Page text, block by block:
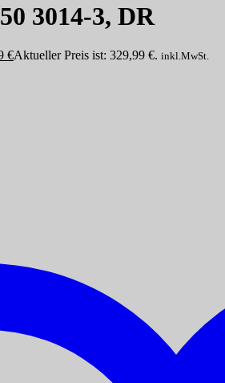
3014-3, DR
€Aktueller Preis ist: 329,99 €. inkl.MwSt.